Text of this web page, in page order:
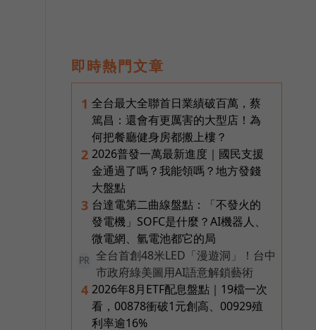
即時熱門文章
1 全台最大全聯首日業績破百萬，蔡
篤昌：還會有更厲害的大型店！為
何把餐廳健身房都搬上樓？
2 2026普發一萬最新進度｜國民支援
金通過了嗎？我能領嗎？地方發錢
大盤點
3 台達電第二曲線盤點：「不發火的
發電機」SOFC是什麼？AI機器人、
微電網、氫電池都它的局
PR
全台首創48米LED「漫遊洞」！台中
市政府綠美圖用AI語意解鎖藝術
4 2026年8月ETF配息盤點｜19檔一次
看，00878衝破1元創高、00929殖
利率逾16%